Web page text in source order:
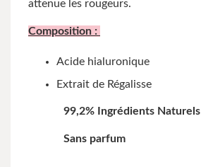
attenue les rougeurs.
Composition :
Acide hialuronique
Extrait de Régalisse
99,2% Ingrédients Naturels
Sans parfum